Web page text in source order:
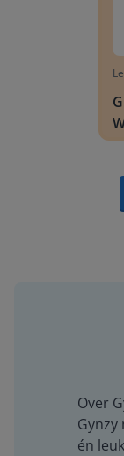
Over
én